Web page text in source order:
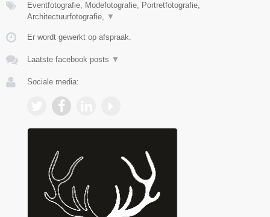
Eventfotografie, Modefotografie, Portretfotografie,
Architectuurfotografie, ▼
Er wordt gewerkt op afspraak.
Laatste facebook posts ▼
Sociale media: